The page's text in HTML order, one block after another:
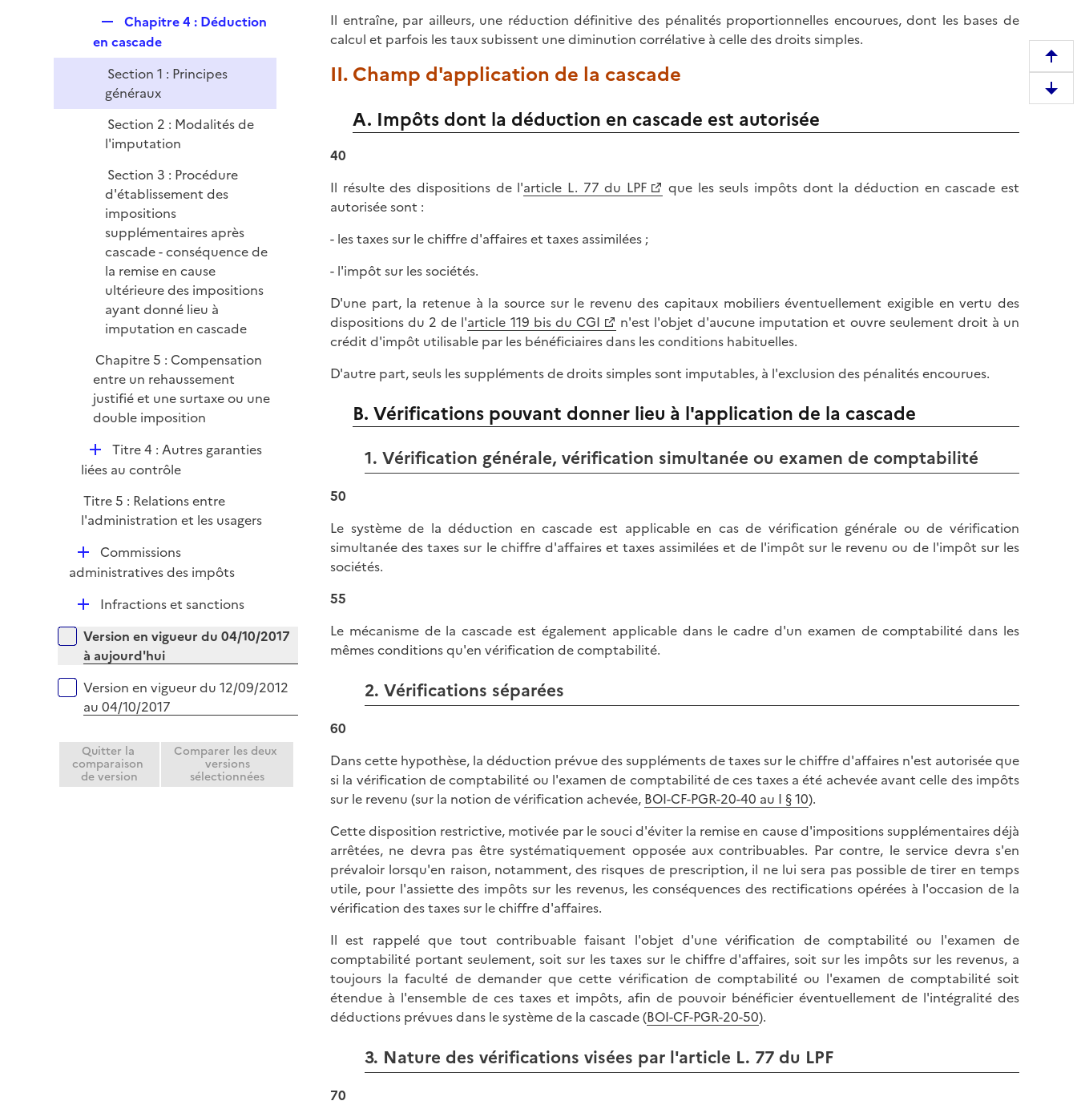
e
p
l
i
Chapitre 4 : Déduction
en cascade
Section 1 : Principes
généraux
Section 2 : Modalités de
l'imputation
Section 3 : Procédure
d'établissement des
impositions
supplémentaires après
cascade - conséquence de
la remise en cause
ultérieure des impositions
ayant donné lieu à
imputation en cascade
Chapitre 5 : Compensation
entre un rehaussement
justifié et une surtaxe ou une
double imposition
D
é
l
i
e
Titre 4 : Autres garanties
liées au contrôle
Titre 5 : Relations entre
l'administration et les usagers
D
é
i
e
r
Commissions
administratives des impôts
D
p
l
i
r
Infractions et sanctions
Versions sur la période
Version en vigueur du 04/10/2017
à aujourd'hui
Version en vigueur du 12/09/2012
au 04/10/2017
Quitter la
comparaison
de version
Comparer les deux
versions
sélectionnées
Il entraîne, par ailleurs, une réduction définitive des pénalités proportionnelles encourues, dont les bases de
calcul et parfois les taux subissent une diminution corrélative à celle des droits simples.
II. Champ d'application de la cascade
A. Impôts dont la déduction en cascade est autorisée
40
Il résulte des dispositions de l'article L. 77 du LPF
que les seuls impôts dont la déduction en cascade est
autorisée sont :
- les taxes sur le chiffre d'affaires et taxes assimilées ;
- l'impôt sur les sociétés.
D'une part, la retenue à la source sur le revenu des capitaux mobiliers éventuellement exigible en vertu des
dispositions du 2 de l'article 119 bis du CGI
n'est l'objet d'aucune imputation et ouvre seulement droit à un
crédit d'impôt utilisable par les bénéficiaires dans les conditions habituelles.
D'autre part, seuls les suppléments de droits simples sont imputables, à l'exclusion des pénalités encourues.
B. Vérifications pouvant donner lieu à l'application de la cascade
1. Vérification générale, vérification simultanée ou examen de comptabilité
50
Le système de la déduction en cascade est applicable en cas de vérification générale ou de vérification
simultanée des taxes sur le chiffre d'affaires et taxes assimilées et de l'impôt sur le revenu ou de l'impôt sur les
sociétés.
55
Le mécanisme de la cascade est également applicable dans le cadre d'un examen de comptabilité dans les
mêmes conditions qu'en vérification de comptabilité.
2. Vérifications séparées
60
Dans cette hypothèse, la déduction prévue des suppléments de taxes sur le chiffre d'affaires n'est autorisée que
si la vérification de comptabilité ou l'examen de comptabilité de ces taxes a été achevée avant celle des impôts
sur le revenu (sur la notion de vérification achevée, BOI-CF-PGR-20-40 au I § 10).
Cette disposition restrictive, motivée par le souci d'éviter la remise en cause d'impositions supplémentaires déjà
arrêtées, ne devra pas être systématiquement opposée aux contribuables. Par contre, le service devra s'en
prévaloir lorsqu'en raison, notamment, des risques de prescription, il ne lui sera pas possible de tirer en temps
utile, pour l'assiette des impôts sur les revenus, les conséquences des rectifications opérées à l'occasion de la
vérification des taxes sur le chiffre d'affaires.
Il est rappelé que tout contribuable faisant l'objet d'une vérification de comptabilité ou l'examen de
comptabilité portant seulement, soit sur les taxes sur le chiffre d'affaires, soit sur les impôts sur les revenus, a
toujours la faculté de demander que cette vérification de comptabilité ou l'examen de comptabilité soit
étendue à l'ensemble de ces taxes et impôts, afin de pouvoir bénéficier éventuellement de l'intégralité des
déductions prévues dans le système de la cascade (BOI-CF-PGR-20-50).
3. Nature des vérifications visées par l'article L. 77 du LPF
70
e
m
D